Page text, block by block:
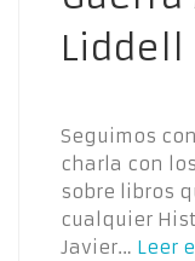
Liddell
Seguimos
charla con
sobre libros
cualquier
Javier… Leer